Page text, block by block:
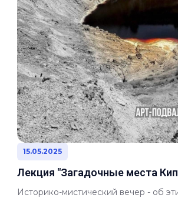
15.05.2025
Лекция "Загадочные места
Историко-мистический вечер - об